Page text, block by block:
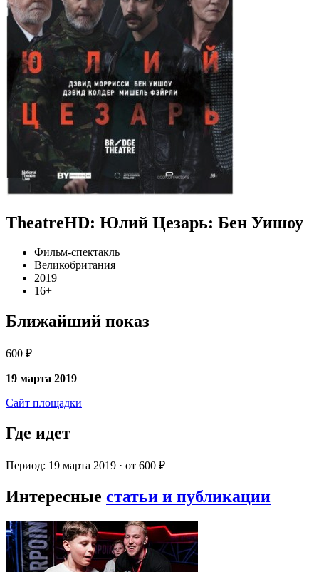
TheatreHD: Юлий Цезарь: Бен Уишоу
Фильм-спектакль
Великобритания
2019
16+
Ближайший показ
600 ₽
19 марта 2019
Сайт площадки
Где идет
Период: 19 марта 2019 · от 600 ₽
Интересные статьи и публикации